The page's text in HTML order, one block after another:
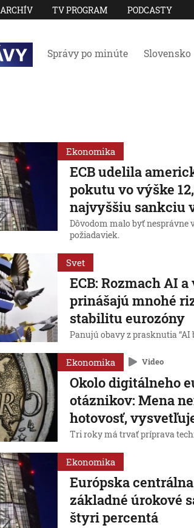
ARCHÍV TV PROGRAM PODCASTY
Správy po minúte Slovensko
Ekonomika
ECB udelila
pokutu vo výške
najvyššiu sankciu
Dôvodom malo byť
požiadaviek.
Svet
ECB: Rozmach AI
prinášajú mnohé
stabilitu eurozóny
Panujú obavy z prasknutia “AI
Ekonomika Video
Okolo digitálneho
otáznikov: Mena
hotovosť,
Tri roky má trvať príprava
Ekonomika
Európska
základné úrokové
štyri percentá